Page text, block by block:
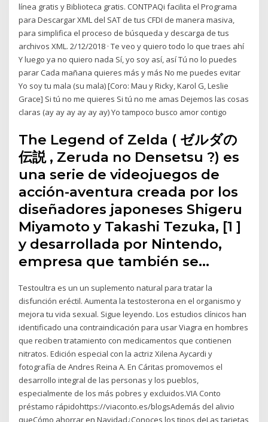
línea gratis y Biblioteca gratis. CONTPAQi facilita el Programa
para Descargar XML del SAT de tus CFDI de manera masiva,
para simplifica el proceso de búsqueda y descarga de tus
archivos XML. 2/12/2018 · Te veo y quiero todo lo que traes ahí
Y luego ya no quiero nada Sí, yo soy así, así Tú no lo puedes
parar Cada mañana quieres más y más No me puedes evitar
Yo soy tu mala (su mala) [Coro: Mau y Ricky, Karol G, Leslie
Grace] Si tú no me quieres Si tú no me amas Dejemos las cosas
claras (ay ay ay ay ay ay) Yo tampoco busco amor contigo
The Legend of Zelda ( ゼルダの
伝説 , Zeruda no Densetsu ?) es
una serie de videojuegos de
acción-aventura creada por los
diseñadores japoneses Shigeru
Miyamoto y Takashi Tezuka, [1 ]
y desarrollada por Nintendo,
empresa que también se…
Testoultra es un un suplemento natural para tratar la
disfunción eréctil. Aumenta la testosterona en el organismo y
mejora tu vida sexual. Sigue leyendo. Los estudios clínicos han
identificado una contraindicación para usar Viagra en hombres
que reciben tratamiento con medicamentos que contienen
nitratos. Edición especial con la actriz Xilena Aycardi y
fotografía de Andres Reina A. En Cáritas promovemos el
desarrollo integral de las personas y los pueblos,
especialmente de los más pobres y excluidos.VIA Conto
préstamo rápidohttps://viaconto.es/blogsAdemás del alivio
queCómo ahorrar en Navidad¿Conoces los tipos deLas tarjetas